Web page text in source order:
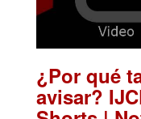
¿Por qué
avisar?